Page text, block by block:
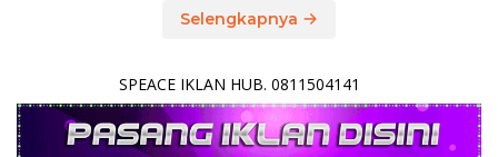
Selengkapnya
SPEACE IKLAN HUB. 0811504141